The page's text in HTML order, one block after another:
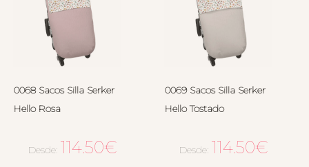
0068 Sacos Silla Serker
Hello Rosa
Desde: 114.50€
0069 Sacos Silla Serker
Hello Tostado
Desde: 114.50€